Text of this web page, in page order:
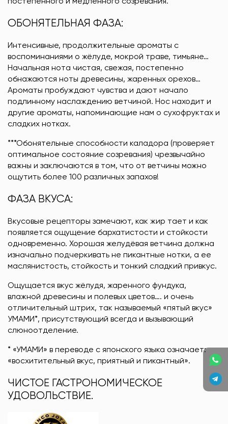
ОБОНЯТЕЛЬНАЯ ФАЗА:
Интенсивные, продолжительные ароматы с
воспоминаниями о жёлуде, мокрой траве, тимьяне…
Начальная нота чистая, свежая, постепенно
обнажаются ноты древесины, жаренных орехов…
Ароматы пробуждают чувства и дают начало
подлинному наслаждению ветчиной. Нос находит и
другие ароматы, напоминающие нам о сухофруктах и
сладких нотках.
***Обонятельные способности каладора (проверяет
оптимальное состояние созревания) чрезвычайно
важны и заключаются в том, что от ветчины можно
ощутить более 100 различных запахов!
ФАЗА ВКУСА:
Вкусовые рецепторы замечают, как жир тает и как
появляется ощущение бархатистости и стойкости
одновременно. Хорошая желудёвая ветчина должна
изначально подчеркивать не пикантные нотки, а ее
маслянистость, стойкость и тонкий сладкий привкус.
Ощущается вкус жёлудя, жаренного фундука,
влажной древесины и полевых цветов…. и очень
отличительный штрих, так называемый «пятый вкус»
УМАМИ*, присутствующий всегда и вызывающий
слюноотделение.
* «УМАМИ» в переводе с японского языка означает:
«восхитительный вкус, приятный и пикантный».
ЧИСТОЕ ГАСТРОНОМИЧЕСКОЕ
УДОВОЛЬСТВИЕ.